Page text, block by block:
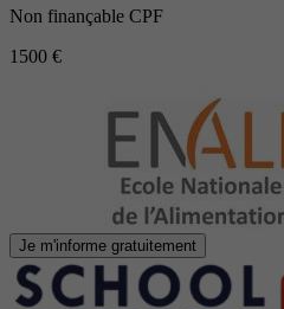
Non finançable CPF
1500 €
Je m'informe gratuitement